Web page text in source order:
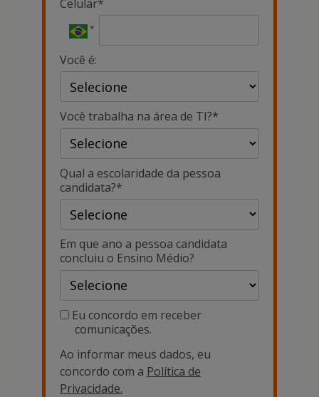
Celular*
Você é:
Você trabalha na área de TI?*
Qual a escolaridade da pessoa
candidata?*
Em que ano a pessoa candidata
concluiu o Ensino Médio?
Eu concordo em receber
comunicações.
Ao informar meus dados, eu
concordo com a Política de
Privacidade.